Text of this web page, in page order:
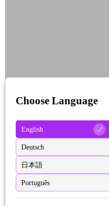
Choose Language
English
Deutsch
日本語
Português